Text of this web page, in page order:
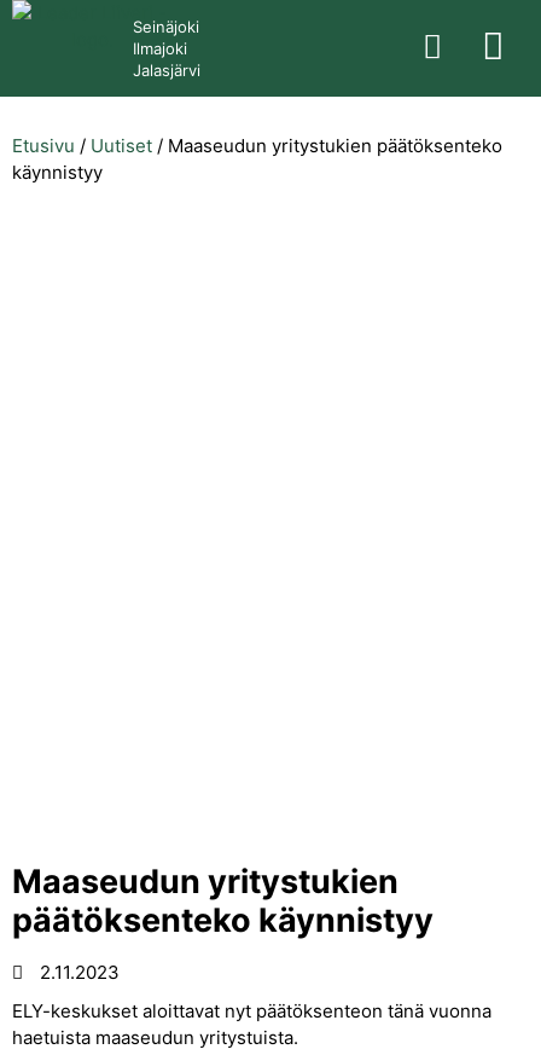
Seinäjoki
Ilmajoki
Jalasjärvi
Etusivu / Uutiset / Maaseudun yritystukien päätöksenteko
käynnistyy
Maaseudun yritystukien
päätöksenteko käynnistyy
2.11.2023
ELY-keskukset aloittavat nyt päätöksenteon tänä vuonna
haetuista maaseudun yritystuista.